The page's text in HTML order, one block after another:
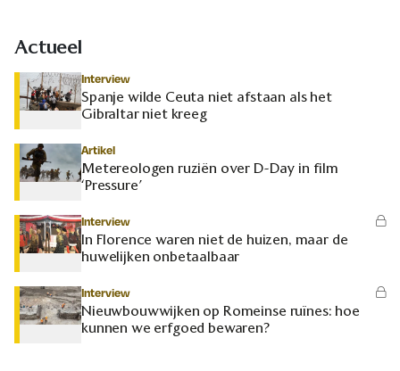
Actueel
Interview
Spanje wilde Ceuta niet afstaan als het
Gibraltar niet kreeg
Artikel
Metereologen ruziën over D-Day in film
‘Pressure’
Interview
In Florence waren niet de huizen, maar de
huwelijken onbetaalbaar
Interview
Nieuwbouwwijken op Romeinse ruïnes: hoe
kunnen we erfgoed bewaren?